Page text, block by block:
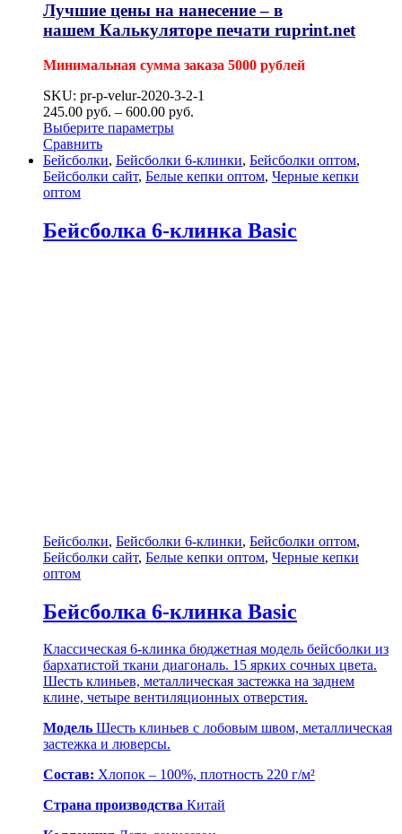
Лучшие цены на нанесение – в
нашем Калькуляторе печати ruprint.net
Минимальная сумма заказа 5000 рублей
SKU: pr-p-velur-2020-3-2-1
245.00 руб. – 600.00 руб.
Выберите параметры
Сравнить
Бейсболки, Бейсболки 6-клинки, Бейсболки оптом,
Бейсболки сайт, Белые кепки оптом, Черные кепки
оптом
Бейсболка 6-клинка Basic
Бейсболки, Бейсболки 6-клинки, Бейсболки оптом,
Бейсболки сайт, Белые кепки оптом, Черные кепки
оптом
Бейсболка 6-клинка Basic
Классическая 6-клинка бюджетная модель бейсболки из
бархатистой ткани диагональ. 15 ярких сочных цвета.
Шесть клиньев, металлическая застежка на заднем
клине, четыре вентиляционных отверстия.
Модель Шесть клиньев с лобовым швом, металлическая
застежка и люверсы.
Состав: Хлопок – 100%, плотность 220 г/м²
Страна производства Китай